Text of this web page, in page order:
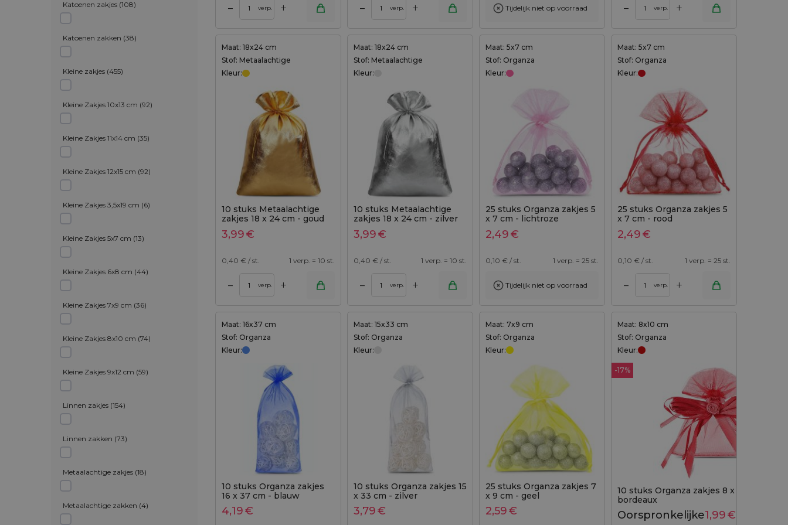
Katoenen zakjes (108)
Katoenen zakken (38)
Kleine zakjes (455)
Kleine Zakjes 10x13 cm (92)
Kleine Zakjes 11x14 cm (35)
Kleine Zakjes 12x15 cm (92)
Kleine Zakjes 3,5x19 cm (6)
Kleine Zakjes 5x7 cm (13)
Kleine Zakjes 6x8 cm (44)
Kleine Zakjes 7x9 cm (36)
Kleine Zakjes 8x10 cm (74)
Kleine Zakjes 9x12 cm (59)
Linnen zakjes (154)
Linnen zakken (73)
Metaalachtige zakjes (18)
Metaalachtige zakken (4)
– verp. +
aan winkelwagen – verp. +
Toevoegen aan winkelwagen Tijdelijk niet op voorraad – verp. +
Toevoegen aan winkelwagen
Maat: 18x24 cm
Stof: Metaalachtige
Kleur:
10 stuks Metaalachtige
zakjes 18 x 24 cm - goud
metallic
3,99€
0,40 € / st. 1 verp. = 10 st.
– verp. +
Maat: 18x24 cm
Stof: Metaalachtige
Kleur:
10 stuks Metaalachtige
zakjes 18 x 24 cm - zilver
metallic
3,99€
0,40 € / st. 1 verp. = 10 st.
– verp. +
Maat: 5x7 cm
Stof: Organza
Kleur:
25 stuks Organza zakjes 5
x 7 cm - lichtroze
2,49€
0,10 € / st. 1 verp. = 25 st.
Tijdelijk niet op voorraad
Maat: 5x7 cm
Stof: Organza
Kleur:
25 stuks Organza zakjes 5
x 7 cm - rood
2,49€
0,10 € / st. 1 verp. = 25 st.
– verp. +
Toevoegen aan winkelwagen
Maat: 16x37 cm
Stof: Organza
Kleur:
10 stuks Organza zakjes
16 x 37 cm - blauw
4,19€
Maat: 15x33 cm
Stof: Organza
Kleur:
10 stuks Organza zakjes 15
x 33 cm - zilver
3,79€
Maat: 7x9 cm
Stof: Organza
Kleur:
25 stuks Organza zakjes 7
x 9 cm - geel
2,59€
Maat: 8x10 cm
Stof: Organza
Kleur:
-17%
10 stuks Organza zakjes 8 x 10 cm -
bordeaux
Oorspronkelijke1,99€